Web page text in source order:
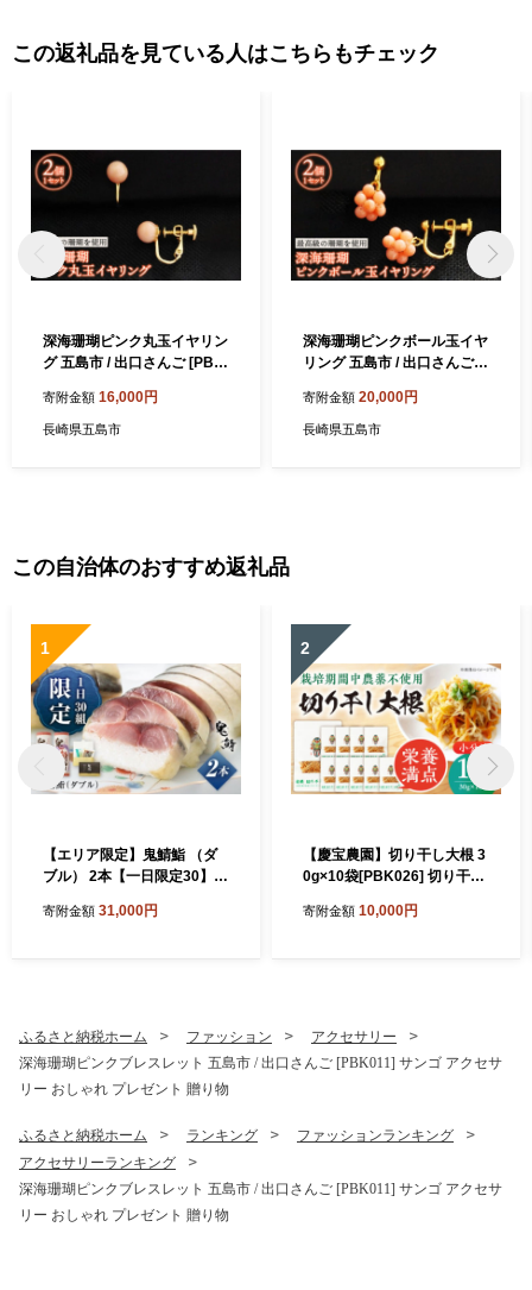
この返礼品を見ている人はこちらもチェック
深海珊瑚ピンク丸玉イヤリン
グ 五島市 / 出口さんご [PBK
しゃれ プレゼント 贈り物
寄附金額 16,000円
長崎県五島市
深海珊瑚ピンクボール玉イヤ
リング 五島市 / 出口さんご
ー おしゃれ プレゼント 贈り
物
寄附金額 20,000円
長崎県五島市
この自治体のおすすめ返礼品
1
【エリア限定】鬼鯖鮨 （ダ
ブル） 2本【一日限定30】
五島市/三井楽水産[PBP002]
寄附金額 31,000円
2
【慶宝農園】切り干し大根 3
0g×10袋[PBK026] 切り干し
こん 小分け 野菜 乾物 乾燥
寄附金額 10,000円
ふるさと納税ホーム ファッション
アクセサリー
深海珊瑚ピンクブレスレット 五島市 / 出口さんご [PBK011] サンゴ アクセサ
リー おしゃれ プレゼント 贈り物
ふるさと納税ホーム ランキング
ファッションランキング
アクセサリーランキング
深海珊瑚ピンクブレスレット 五島市 / 出口さんご [PBK011] サンゴ アクセサ
リー おしゃれ プレゼント 贈り物